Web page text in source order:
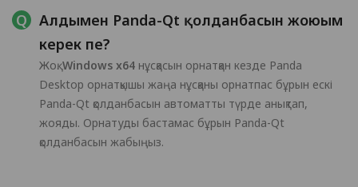
Алдымен Panda-Qt қолданбасын жоюым
керек пе?
Жоқ.Windows x64 нұсқасын орнатқан кезде Panda
Desktop орнатқышы жаңа нұсқаны орнатпас бұрын ескі
Panda-Qt қолданбасын автоматты түрде анықтап,
жояды. Орнатуды бастамас бұрын Panda-Qt
қолданбасын жабыңыз.